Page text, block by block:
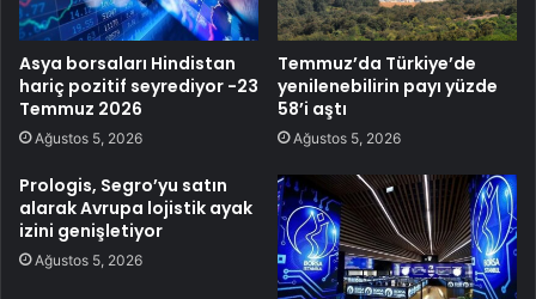
Asya borsaları Hindistan
hariç pozitif seyrediyor -23
Temmuz 2026
Ağustos 5, 2026
Temmuz’da Türkiye’de
yenilenebilirin payı yüzde
58’i aştı
Ağustos 5, 2026
Prologis, Segro’yu satın
alarak Avrupa lojistik ayak
izini genişletiyor
Ağustos 5, 2026